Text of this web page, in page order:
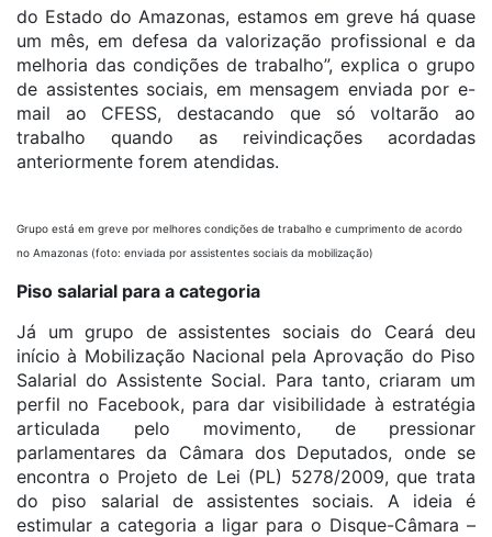
do Estado do Amazonas, estamos em greve há quase
um mês, em defesa da valorização profissional e da
melhoria das condições de trabalho”, explica o grupo
de assistentes sociais, em mensagem enviada por e-
mail ao CFESS, destacando que só voltarão ao
trabalho quando as reivindicações acordadas
anteriormente forem atendidas.
Grupo está em greve por melhores condições de trabalho e cumprimento de acordo
no Amazonas (foto: enviada por assistentes sociais da mobilização)
Piso salarial para a categoria
Já um grupo de assistentes sociais do Ceará deu
início à Mobilização Nacional pela Aprovação do Piso
Salarial do Assistente Social. Para tanto, criaram um
perfil no Facebook, para dar visibilidade à estratégia
articulada pelo movimento, de pressionar
parlamentares da Câmara dos Deputados, onde se
encontra o Projeto de Lei (PL) 5278/2009, que trata
do piso salarial de assistentes sociais. A ideia é
estimular a categoria a ligar para o Disque-Câmara –